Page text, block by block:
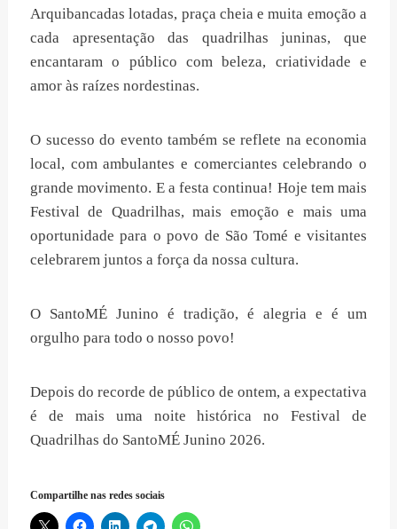
Arquibancadas lotadas, praça cheia e muita emoção a
cada apresentação das quadrilhas juninas, que
encantaram o público com beleza, criatividade e
amor às raízes nordestinas.
O sucesso do evento também se reflete na economia
local, com ambulantes e comerciantes celebrando o
grande movimento. E a festa continua! Hoje tem mais
Festival de Quadrilhas, mais emoção e mais uma
oportunidade para o povo de São Tomé e visitantes
celebrarem juntos a força da nossa cultura.
O SantoMÉ Junino é tradição, é alegria e é um
orgulho para todo o nosso povo!
Depois do recorde de público de ontem, a expectativa
é de mais uma noite histórica no Festival de
Quadrilhas do SantoMÉ Junino 2026.
Compartilhe nas redes sociais